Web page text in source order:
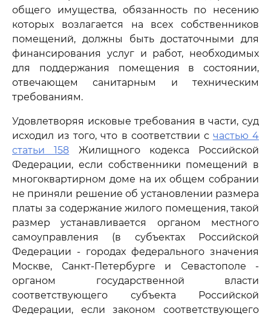
общего имущества, обязанность по несению
которых возлагается на всех собственников
помещений, должны быть достаточными для
финансирования услуг и работ, необходимых
для поддержания помещения в состоянии,
отвечающем санитарным и техническим
требованиям.
Удовлетворяя исковые требования в части, суд
исходил из того, что в соответствии с частью 4
статьи 158 Жилищного кодекса Российской
Федерации, если собственники помещений в
многоквартирном доме на их общем собрании
не приняли решение об установлении размера
платы за содержание жилого помещения, такой
размер устанавливается органом местного
самоуправления (в субъектах Российской
Федерации - городах федерального значения
Москве, Санкт-Петербурге и Севастополе -
органом государственной власти
соответствующего субъекта Российской
Федерации, если законом соответствующего